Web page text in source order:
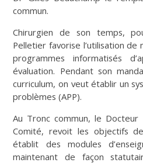
commun.
Chirurgien de son temps,
Pelletier favorise l’utilisation de
programmes informatisés
évaluation. Pendant son
curriculum, on veut établir un
problèmes (APP).
Au Tronc commun, le Docteur
Comité, revoit les objectifs
établit des modules
maintenant de façon